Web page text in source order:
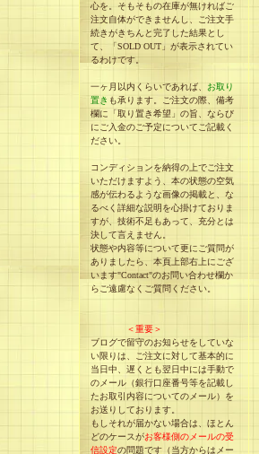
心を。そもそもの在庫が無ければご
注文自体ができませんし、ご注文手
続きがきちんと完了した結果とし
て、「SOLD OUT」が表示されてい
るわけです。
一ヶ月以内くらいであれば、 お取り
置き も承ります。ご注文の際、備考
欄に「取り置き希望」の旨、ならび
にご入金のご予定についてご記載く
ださい。
コンディションを納得の上でご注文
いただけますよう、本の状態の空気
感が伝わるような画像の掲載と、な
るべく詳細な説明を心掛けておりま
すが、技術不足もあって、充分とは
決して言えません。
状態や内容等について更にご質問が
ありましたら、本頁上部右上にござ
います"Contact"のお問い合わせ欄か
らご遠慮なくご質問ください。
＜重要＞
ブログで留守のお知らせをしていな
い限りは、ご注文に対して基本的に
当日中、遅くとも翌日中には手動で
のメール（銀行口座番号等を記載し
たお取引内容についてのメール）を
お送りしております。
もしそれが届かない場合は、ほとん
どのケースがお客様側のメールの受
信設定の問題です（当方からはメー